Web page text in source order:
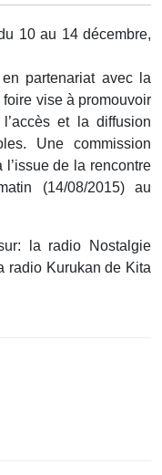
10 au 14 décembre,
partenariat avec la
vise à promouvoir
l’accès et la diffusion
Une commission
de la rencontre
(14/08/2015) au
la radio Nostalgie
radio Kurukan de Kita